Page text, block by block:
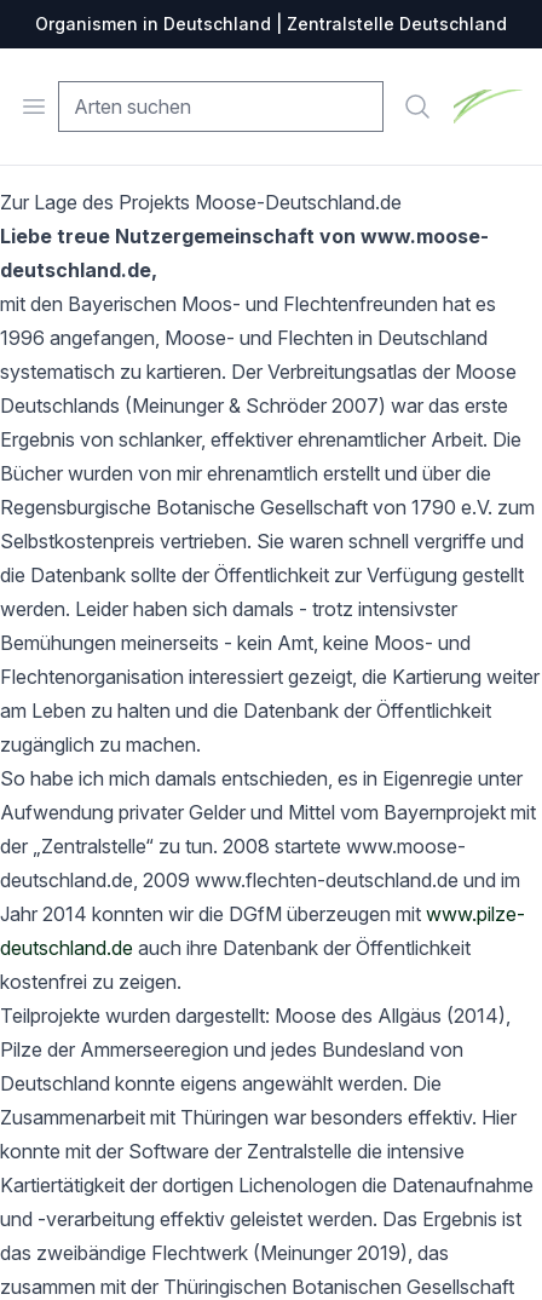
Organismen in Deutschland | Zentralstelle Deutschland
Open menu Suche
Zur Lage des Projekts Moose-Deutschland.de
Liebe treue Nutzergemeinschaft von www.moose-
deutschland.de,
mit den Bayerischen Moos- und Flechtenfreunden hat es
1996 angefangen, Moose- und Flechten in Deutschland
systematisch zu kartieren. Der Verbreitungsatlas der Moose
Deutschlands (Meinunger & Schröder 2007) war das erste
Ergebnis von schlanker, effektiver ehrenamtlicher Arbeit. Die
Bücher wurden von mir ehrenamtlich erstellt und über die
Regensburgische Botanische Gesellschaft von 1790 e.V. zum
Selbstkostenpreis vertrieben. Sie waren schnell vergriffe und
die Datenbank sollte der Öffentlichkeit zur Verfügung gestellt
werden. Leider haben sich damals - trotz intensivster
Bemühungen meinerseits - kein Amt, keine Moos- und
Flechtenorganisation interessiert gezeigt, die Kartierung weiter
am Leben zu halten und die Datenbank der Öffentlichkeit
zugänglich zu machen.
So habe ich mich damals entschieden, es in Eigenregie unter
Aufwendung privater Gelder und Mittel vom Bayernprojekt mit
der „Zentralstelle“ zu tun. 2008 startete www.moose-
deutschland.de, 2009 www.flechten-deutschland.de und im
Jahr 2014 konnten wir die DGfM überzeugen mit www.pilze-
deutschland.de auch ihre Datenbank der Öffentlichkeit
kostenfrei zu zeigen.
Teilprojekte wurden dargestellt: Moose des Allgäus (2014),
Pilze der Ammerseeregion und jedes Bundesland von
Deutschland konnte eigens angewählt werden. Die
Zusammenarbeit mit Thüringen war besonders effektiv. Hier
konnte mit der Software der Zentralstelle die intensive
Kartiertätigkeit der dortigen Lichenologen die Datenaufnahme
und -verarbeitung effektiv geleistet werden. Das Ergebnis ist
das zweibändige Flechtwerk (Meinunger 2019), das
zusammen mit der Thüringischen Botanischen Gesellschaft